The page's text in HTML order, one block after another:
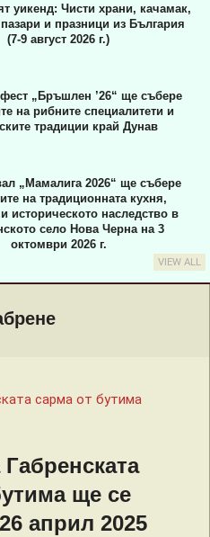
уикенд: Чисти храни, качамак,
и празници из България
(7-9 август 2026 г.)
„Бръшлен ’26“ ще събере
на рибните специалитети и
традиции край Дунав
„Мамалига 2026“ ще събере
на традиционната кухня,
историческото наследство в
село Нова Черна на 3
октомври 2026 г.
VIEW ALL
ще се
април 2025